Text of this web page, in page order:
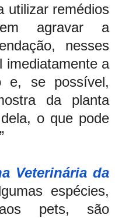
utilizar remédios
agravar a
nesses
imediatamente a
e, se possível,
da planta
o que pode
Veterinária da
espécies,
pets, são